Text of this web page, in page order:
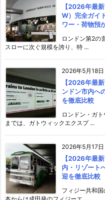
【2026年最
W）完全ガイ
ワー・荷物預
ロンドン第2の
スローに次ぐ規模を誇り、特 ...
2026年5月18日
【2026年最
ンドン市内へ
を徹底比較
ロンドン・ガ
までは、ガトウィックエクスプ ...
2026年5月17日
【2026年最
内・リゾート
迎を徹底比較
フィジー共和